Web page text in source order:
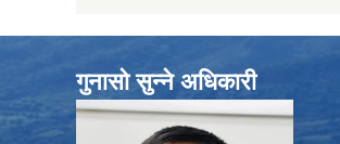
गुनासो सुन्ने अधिकारी